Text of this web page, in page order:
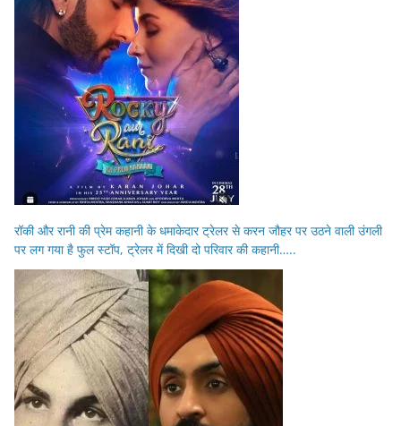
रॉकी और रानी की प्रेम कहानी के धमाकेदार ट्रेलर से करन जौहर पर उठने वाली उंगली
पर लग गया है फुल स्टॉप, ट्रेलर में दिखी दो परिवार की कहानी…..